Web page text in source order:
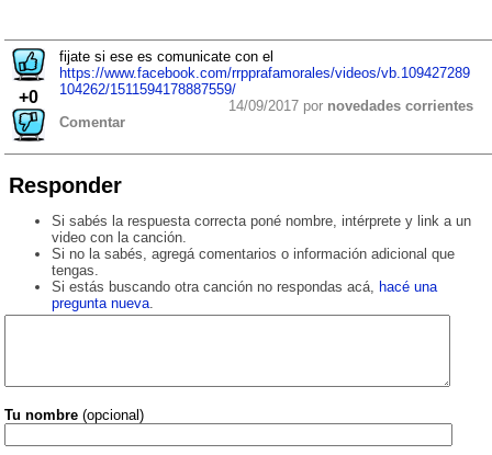
+0
fijate si ese es comunicate con el
https://www.facebook.com/rrpprafamorales/videos/vb.109427289
104262/1511594178887559/
14/09/2017 por novedades corrientes
Comentar
Responder
Si sabés la respuesta correcta poné nombre, intérprete y link a un
video con la canción.
Si no la sabés, agregá comentarios o información adicional que
tengas.
Si estás buscando otra canción no respondas acá, hacé una
pregunta nueva.
Tu nombre (opcional)